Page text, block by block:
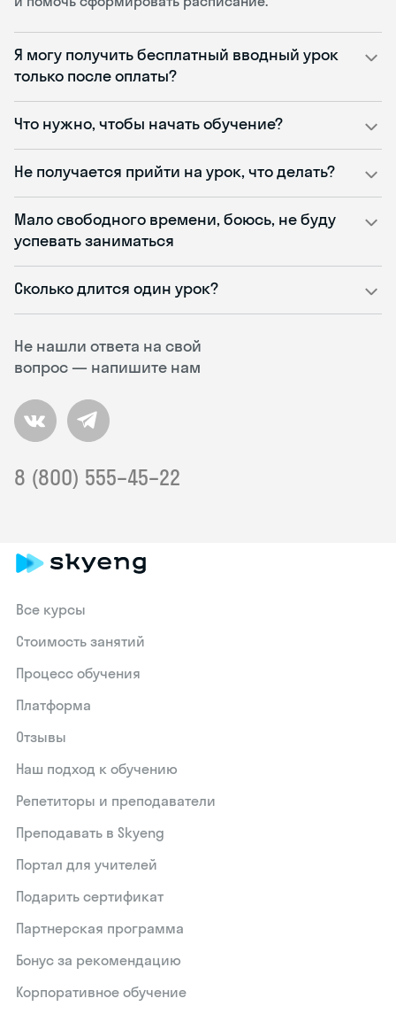
Не нашли ответа на свой
вопрос — напишите нам
8 (800) 555–45–22
Я могу получить бесплатный вводный урок
только после оплаты?
Что нужно, чтобы начать обучение?
Не получается прийти на урок, что делать?
Мало свободного времени, боюсь, не буду
успевать заниматься
Сколько длится один урок?
Все курсы
Стоимость занятий
Процесс обучения
Платформа
Отзывы
Наш подход к обучению
Репетиторы и преподаватели
Преподавать в Skyeng
Портал для учителей
Подарить сертификат
Партнерская программа
Бонус за рекомендацию
Корпоративное обучение